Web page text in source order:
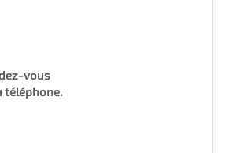
vous
téléphone.